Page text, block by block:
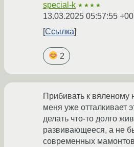
special-k ★★★★
13.03.2025 05:57:55
Ссылка
2
Прибивать к вяленому
меня уже отталкивает
делать что-то долго
развивающееся, а не
современных